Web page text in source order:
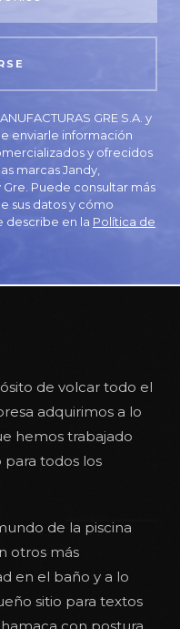
GRE S.A. y
enviarle información
y ofrecidos
marcas Jandy,
Puede consultar más
sus datos y cómo
describe en la Política de
de volcar todo el
adquirimos a lo
hemos trabajado
para todos los
de la piscina
otros más
en el baño y a lo
sitio para textos